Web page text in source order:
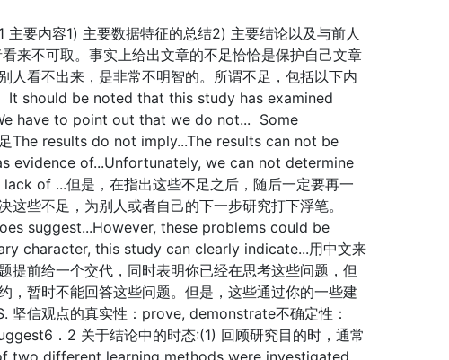
要内容1) 主要数据特征的总结2) 主要结论以及与前人
来不可取。事实上给出文章的不足恰恰是保护自己文章
人看不出来，是非常不明智的。所谓不足，包括以下内
It should be noted that this study has examined
have to point out that we do not... Some
The results do not imply...The results can not be
of...Unfortunately, we can not determine
...但是，在指出这些不足之后，随后一定要再一
些不足，为别人或者自己的下一步研究打下浮笔。
suggest...However, these problems could be
character, this study can clearly indicate...用中文来
提前给一个交代，同时表明你已经在思考这些问题，但
，暂时不能回答这些问题。但是，这些通过你的一些建
坚信观点的真实性：prove, demonstrate不确定性：
．2 关于结论中的时态:(1) 回顾研究目的时，通常
two different learning methods were investigated.